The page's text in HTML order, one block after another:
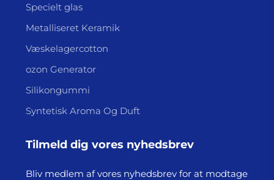
Specielt glas
Metalliseret Keramik
Væskelagercotton
ozon Generator
Silikongummi
Syntetisk Aroma Og Duft
Tilmeld dig vores nyhedsbrev
Bliv medlem af vores nyhedsbrev for at modtage